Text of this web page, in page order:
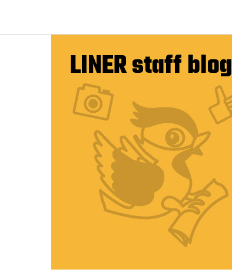
LINER staff blog